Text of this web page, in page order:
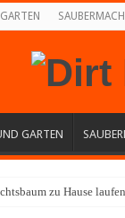
GARTEN
zu Hause